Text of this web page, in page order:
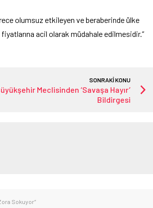
olumsuz etkileyen ve beraberinde ülke
acil olarak müdahale edilmesidir.”
SONRAKİ KONU
Meclisinden ‘Savaşa Hayır’
Bildirgesi
Sokuyor”